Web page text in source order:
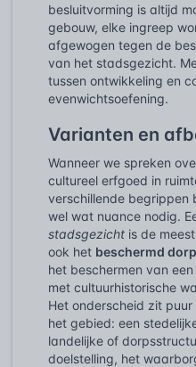
besluitvorming is altijd
gebouw, elke ingreep
afgewogen tegen de
van het stadsgezicht.
tussen ontwikkeling en
evenwichtsoefening.
Varianten en
Wanneer we spreken
cultureel erfgoed in
verschillende begrippen
wel wat nuance nodig.
stadsgezicht is de
ook het beschermd
het beschermen van
met cultuurhistorische
Het onderscheid zit
het gebied: een
landelijke of
doelstelling, het